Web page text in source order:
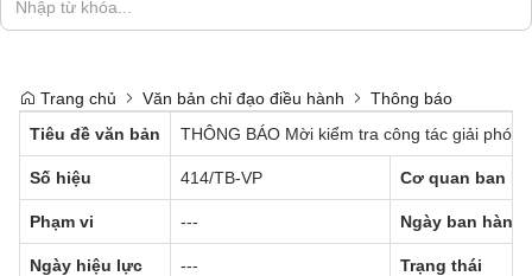
Trang chủ Văn bản chỉ đạo điều hành
Thông báo
Tiêu đề văn bản
THÔNG BÁO Mời kiểm tra công tác giải
Số hiệu 414/TB-VP Cơ quan ban
Phạm vi --- Ngày ban hành
Ngày hiệu lực --- Trạng thái